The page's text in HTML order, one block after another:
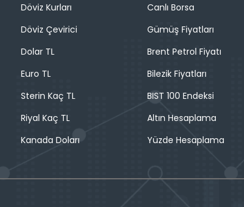
Döviz Kurları
Döviz Çevirici
Dolar TL
Euro TL
Sterin Kaç TL
Riyal Kaç TL
Kanada Doları
Canlı Borsa
Gümüş Fiyatları
Brent Petrol Fiyatı
Bilezik Fiyatları
BIST 100 Endeksi
Altın Hesaplama
Yüzde Hesaplama